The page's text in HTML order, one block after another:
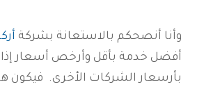
وأنا أنصحكم بالاستعانة بشركة
أفضل خدمة بأقل وأرخص أسعار
بأرسعار الشركات الأخرى. فيكون